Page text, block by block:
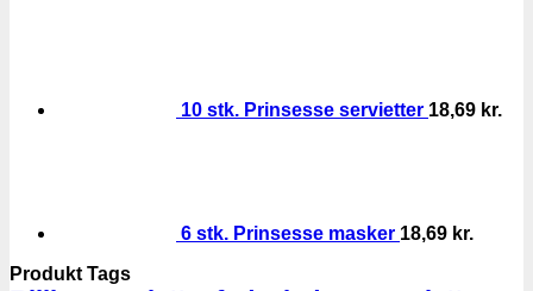
10 stk. Prinsesse servietter 18,69 kr.
6 stk. Prinsesse masker 18,69 kr.
Produkt Tags